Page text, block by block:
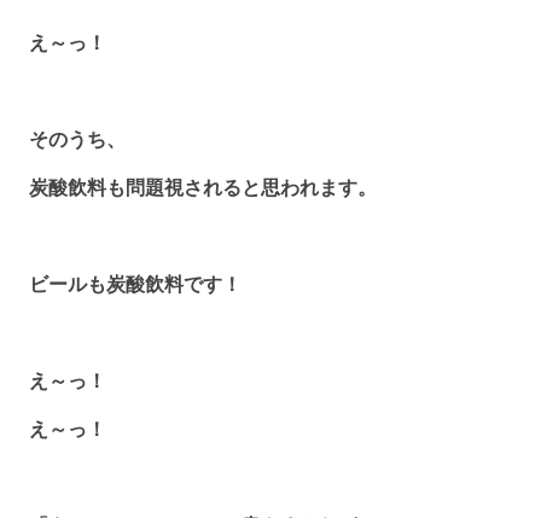
え～っ！
そのうち、
炭酸飲料も問題視されると思われます。
ビールも炭酸飲料です！
え～っ！
え～っ！